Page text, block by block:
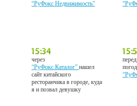
“РуФокс Недвижимость”
через
“РуФокс Каталог”нашел
сайт китайского
ресторанчика в городе, куда
я и позвал девушку